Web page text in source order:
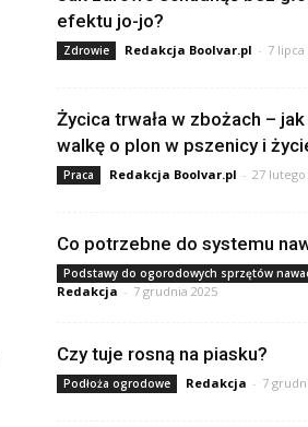
efektu jo-jo?
Zdrowie Redakcja Boolvar.pl - 7 lipca
Życica trwała w zbożach –
walkę o plon w pszenicy i
Praca Redakcja Boolvar.pl - 27 lutego
Co potrzebne do systemu
Podstawy do ogorodowych sprzętów
Redakcja - 7 grudnia 2025
Czy tuje rosną na piasku?
Podłoża ogrodowe Redakcja - 7